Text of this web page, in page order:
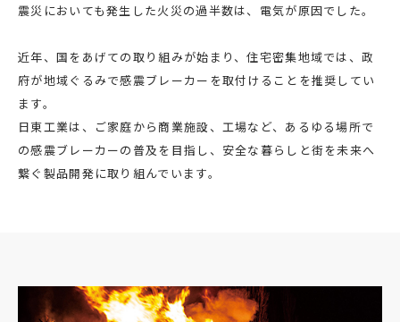
震災においても発生した火災の過半数は、電気が原因でした。
近年、国をあげての取り組みが始まり、住宅密集地域では、政
府が地域ぐるみで感震ブレーカーを取付けることを推奨してい
ます。
日東工業は、ご家庭から商業施設、工場など、あるゆる場所で
の感震ブレーカーの普及を目指し、安全な暮らしと街を未来へ
繋ぐ製品開発に取り組んでいます。